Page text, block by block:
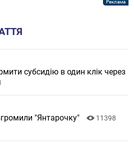
субсидію в один клік через
"Янтарочку"
11398